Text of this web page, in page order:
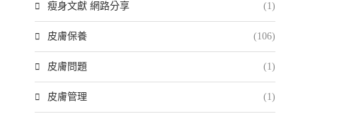
瘦身文獻 網路分享 (1)
皮膚保養 (106)
皮膚問題 (1)
皮膚管理 (1)